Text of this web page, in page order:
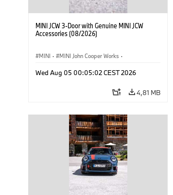
MINI JCW 3-Door with Genuine MINI JCW
Accessories (08/2026)
MINI · MINI John Cooper Works ·
Wed Aug 05 00:05:02 CEST 2026
4,81 MB